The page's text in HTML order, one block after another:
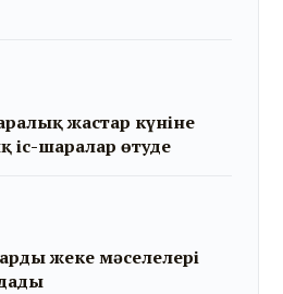
жастар күніне
іс-шаралар өтуде
жеке мәселелері